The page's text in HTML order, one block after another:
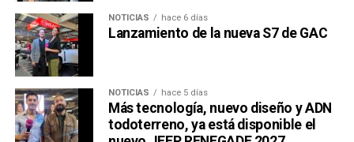
NOTICIAS hace 6 días
Lanzamiento de la nueva S7 de GAC
NOTICIAS hace 5 días
Más tecnología, nuevo diseño y ADN
todoterreno, ya está disponible el